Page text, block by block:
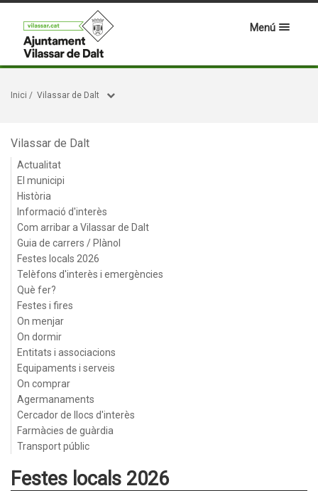
Menú
Inici / Vilassar de Dalt
Vilassar de Dalt
Actualitat
El municipi
Història
Informació d'interès
Com arribar a Vilassar de Dalt
Guia de carrers / Plànol
Festes locals 2026
Telèfons d'interès i emergències
Què fer?
Festes i fires
On menjar
On dormir
Entitats i associacions
Equipaments i serveis
On comprar
Agermanaments
Cercador de llocs d'interès
Farmàcies de guàrdia
Transport públic
Festes locals 2026